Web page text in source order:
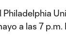
a las 7 p.m.